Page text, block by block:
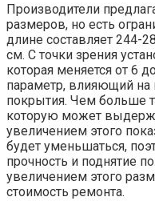
Производители
размеров, но есть
длине составляет 244-
см. С точки зрения
которая меняется от
параметр, влияющий на
покрытия. Чем больше
которую может
увеличением этого
будет уменьшаться,
прочность и поднятие
увеличением этого
стоимость ремонта.